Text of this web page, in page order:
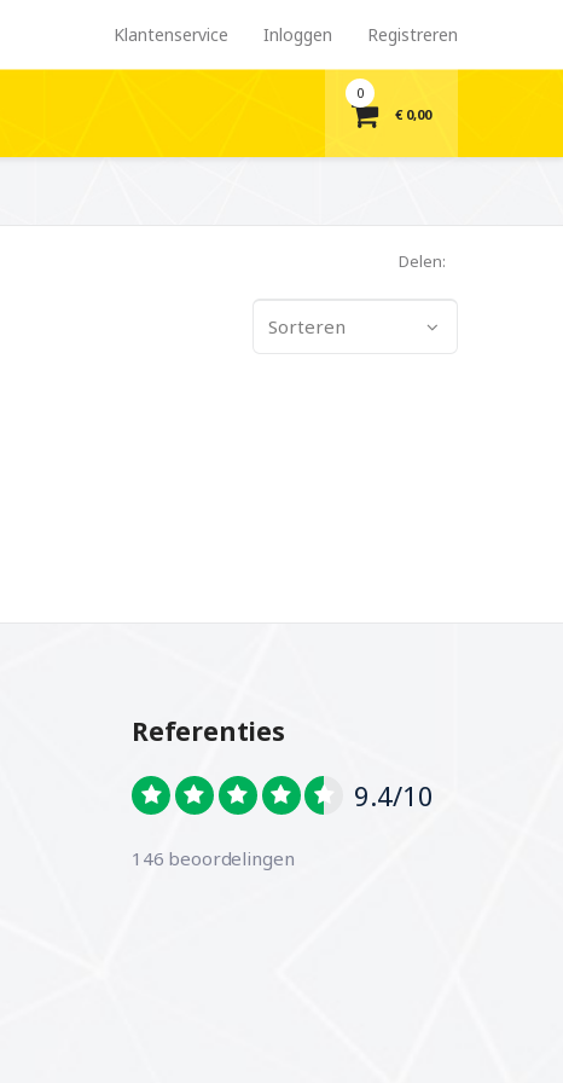
Klantenservice Inloggen Registreren
0
€ 0,00
Delen:
Sorteren
Referenties
9.4/10
146 beoordelingen